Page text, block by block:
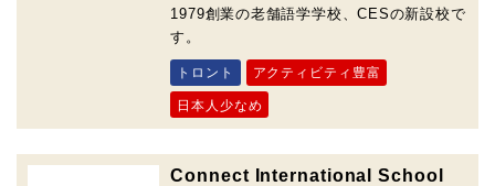
1979創業の老舗語学学校、CESの新設校で
す。
トロント アクティビティ豊富
日本人少なめ
Connect International School